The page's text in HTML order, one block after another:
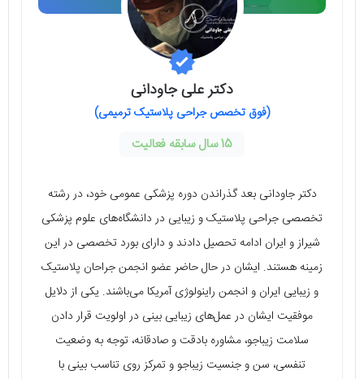
دکتر علی جاودانی
(فوق تخصص جراحی پلاستیک ترمیمی)
15 سال سابقه فعالیت
دکتر جاودانی بعد گذراندن دوره پزشکی عمومی خود، در رشته
تخصصی جراحی پلاستیک و زیبایی در دانشگاه‌های علوم پزشکی
شیراز و ایران ادامه تحصیل دادند و دارای بورد تخصصی در این
زمینه هستند. ایشان در حال حاضر عضو انجمن جراحان پلاستیک
و زیبایی ایران و انجمن راینولوژی آمریکا می‌باشند. یکی از دلایل
موفقیت ایشان در عمل‌های زیبایی بینی در اولویت قرار دادن
سلامت زیباجو، مشاوره بادقت و صادقانه، توجه به وضعیت
تنفسی، سن و جنسیت زیباجو و تمرکز روی تناسب بینی با